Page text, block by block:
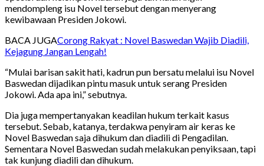
mendompleng isu Novel tersebut dengan menyerang
kewibawaan Presiden Jokowi.
BACA JUGACorong Rakyat : Novel Baswedan Wajib Diadili,
Kejagung Jangan Lengah!
“Mulai barisan sakit hati, kadrun pun bersatu melalui isu Novel
Baswedan dijadikan pintu masuk untuk serang Presiden
Jokowi. Ada apa ini,” sebutnya.
Dia juga mempertanyakan keadilan hukum terkait kasus
tersebut. Sebab, katanya, terdakwa penyiram air keras ke
Novel Baswedan saja dihukum dan diadili di Pengadilan.
Sementara Novel Baswedan sudah melakukan penyiksaan, tapi
tak kunjung diadili dan dihukum.